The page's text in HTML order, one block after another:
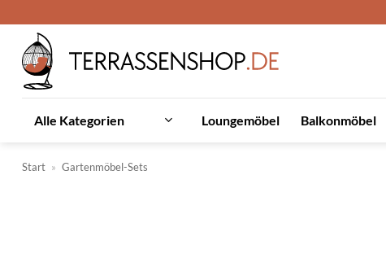
Inhalt
springen
Alle Kategorien Loungemöbel Balkonmöbel
Start » Gartenmöbel-Sets